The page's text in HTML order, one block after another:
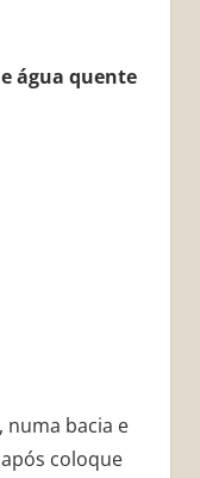
água quente
numa bacia e
coloque